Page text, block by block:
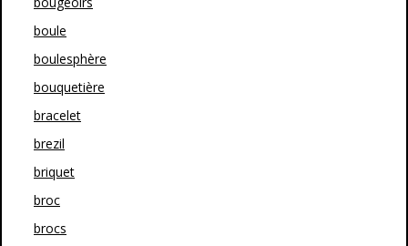
boule
boulesphère
bouquetière
bracelet
brezil
briquet
broc
brocs